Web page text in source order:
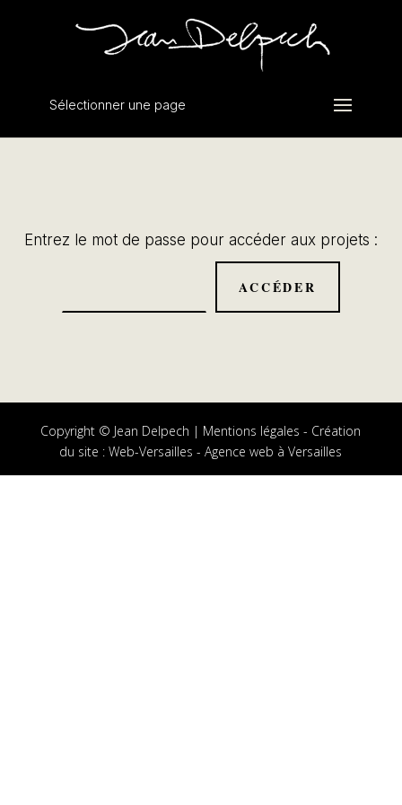
Sélectionner une page
Entrez le mot de passe pour accéder aux projets :
Copyright © Jean Delpech | Mentions légales - Création
du site :Web-Versailles - Agence web à Versailles